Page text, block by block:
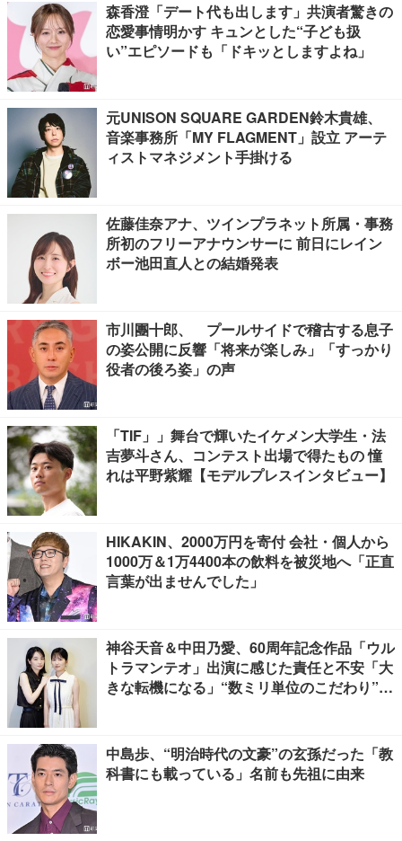
森香澄「デート代も出します」共演者驚きの
恋愛事情明かす キュンとした“子ども扱
い”エピソードも「ドキッとしますよね」
元UNISON SQUARE GARDEN鈴木貴雄、
音楽事務所「MY FLAGMENT」設立 アーテ
ィストマネジメント手掛ける
佐藤佳奈アナ、ツインプラネット所属・事務
所初のフリーアナウンサーに 前日にレイン
ボー池田直人との結婚発表
市川團十郎、 プールサイドで稽古する息子
の姿公開に反響「将来が楽しみ」「すっかり
役者の後ろ姿」の声
「TIF」」舞台で輝いたイケメン大学生・法
吉夢斗さん、コンテスト出場で得たもの 憧
れは平野紫耀【モデルプレスインタビュー】
HIKAKIN、2000万円を寄付 会社・個人から
1000万＆1万4400本の飲料を被災地へ「正直
言葉が出ませんでした」
神谷天音＆中田乃愛、60周年記念作品「ウル
トラマンテオ」出演に感じた責任と不安「大
きな転機になる」“数ミリ単位のこだわり”特
中島歩、“明治時代の文豪”の玄孫だった「教
科書にも載っている」名前も先祖に由来